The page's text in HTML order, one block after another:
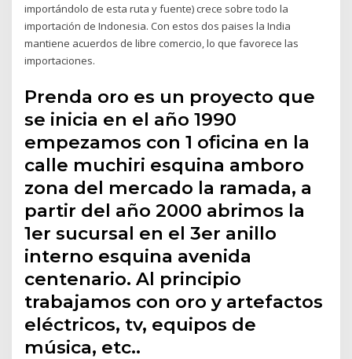
importándolo de esta ruta y fuente) crece sobre todo la
importación de Indonesia. Con estos dos paises la India
mantiene acuerdos de libre comercio, lo que favorece las
importaciones.
Prenda oro es un proyecto que
se inicia en el año 1990
empezamos con 1 oficina en la
calle muchiri esquina amboro
zona del mercado la ramada, a
partir del año 2000 abrimos la
1er sucursal en el 3er anillo
interno esquina avenida
centenario. Al principio
trabajamos con oro y artefactos
eléctricos, tv, equipos de
música, etc..